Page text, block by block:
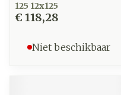
125 12x125
€ 118,28
Niet beschikbaar